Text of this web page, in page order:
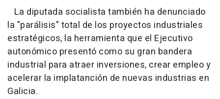
La diputada socialista también ha denunciado
la "parálisis" total de los proyectos industriales
estratégicos, la herramienta que el Ejecutivo
autonómico presentó como su gran bandera
industrial para atraer inversiones, crear empleo y
acelerar la implatanción de nuevas industrias en
Galicia.